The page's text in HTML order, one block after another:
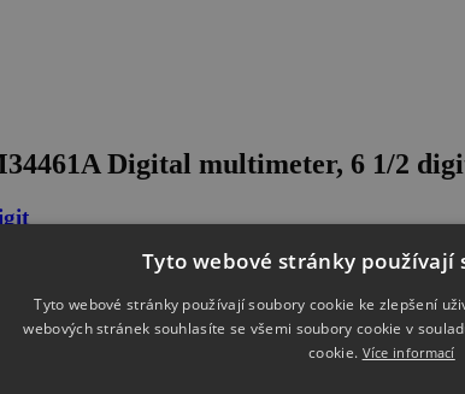
Digital multimeter, 6 1/2
Tyto webové stránky používají
Tyto webové stránky používají soubory cookie ke zlepšení
webových stránek souhlasíte se všemi soubory cookie v
cookie. Více informací